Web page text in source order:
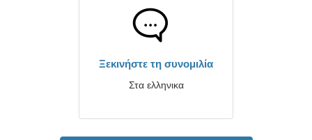
Ξεκινήστε τη συνομιλία
Στα ελληνικα